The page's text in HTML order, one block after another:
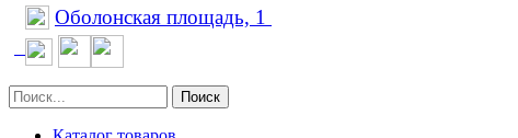
Оболонская площадь, 1
Поиск